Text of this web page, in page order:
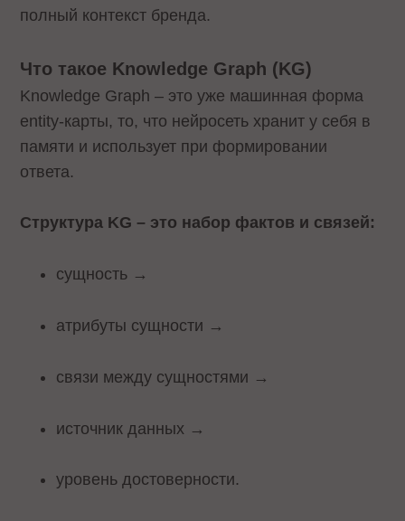
полный контекст бренда.
Что такое Knowledge Graph (KG)
Knowledge Graph – это уже машинная форма
entity-карты, то, что нейросеть хранит у себя в
памяти и использует при формировании
ответа.
Структура KG – это набор фактов и связей:
сущность →
атрибуты сущности →
связи между сущностями →
источник данных →
уровень достоверности.